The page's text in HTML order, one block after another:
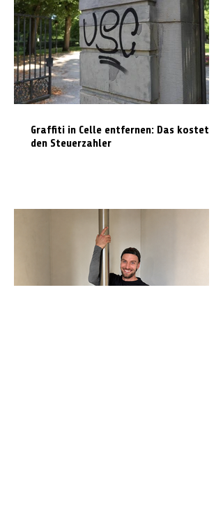
Graffiti in Celle entfernen: Das kostet es
den Steuerzahler